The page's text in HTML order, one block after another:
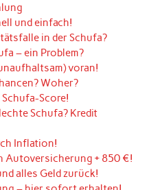
und einfach!
in der Schufa?
– ein Problem?
voran!
Woher?
Score!
Schufa? Kredit
Inflation!
Autoversicherung + 850 €!
alles Geld zurück!